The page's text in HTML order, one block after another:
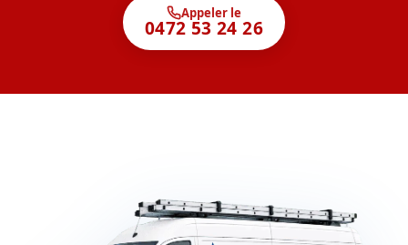
Appeler le
0472 53 24 26